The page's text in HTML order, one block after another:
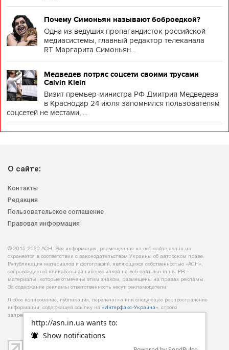
http://asn.in.ua wants to:
Show notifications
Почему Симоньян называют боброедкой?
Одна из ведущих пропагандисток российской
медиасистемы, главный редактор телеканала
RT Маргарита Симоньян...
Медведев потряс соцсети своими трусами
Calvin Klein
Визит премьер-министра РФ Дмитрия Медведева
в Краснодар 24 июля запомнился пользователям
соцсетей не местами, ...
О сайте:
Контакты
Редакция
Пользовательское соглашение
Правовая информация
© 2015-2020 АСН. Вся информация, размещенная на веб-сайте asn.in.ua,
охраняется в соответствии с законодательством Украины об авторском праве.
Републикация материалов и фотографий, являющихся собственностью «АСН»,
сопровождается кликабельной гиперссылкой на веб-сайт asn.іn.ua. PR –
материалы, которые отмечены этим знаком, размещены на правах рекламы.
За содержание рекламы ответственность несут рекламодатели.
Любое копирование, публикация, перепечатка или следующее распространение
информации, содержащей ссылку на «Интерфакс-Украина», строго
запрещается.